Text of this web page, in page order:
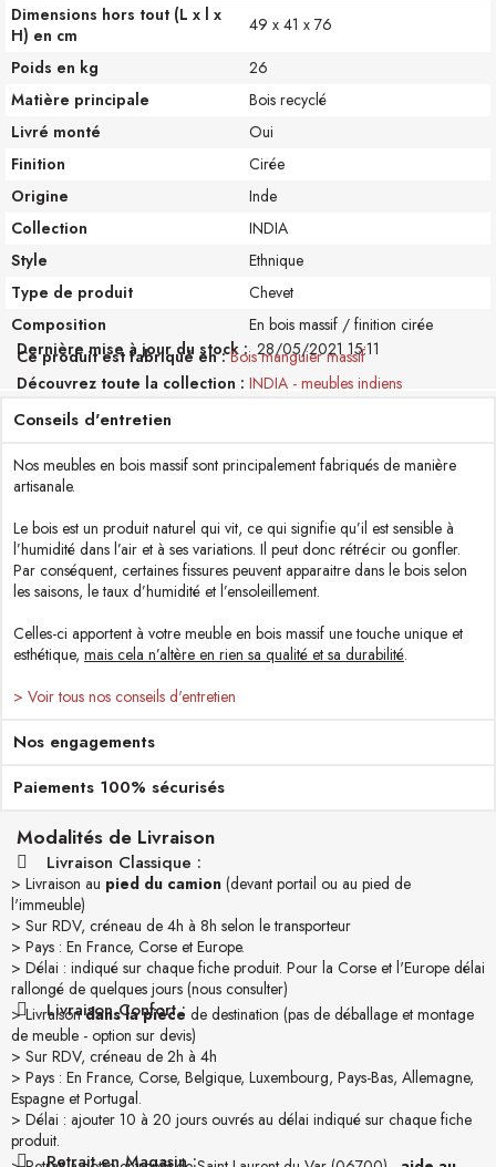
Dimensions hors tout (L x l x
H) en cm
49 x 41 x 76
Poids en kg
26
Matière principale
Bois recyclé
Livré monté
Oui
Finition
Cirée
Origine
Inde
Collection
INDIA
Style
Ethnique
Type de produit
Chevet
Composition
En bois massif / finition cirée
Dernière mise à jour du stock : 28/05/2021 15:11
Ce produit est fabriqué en Bois manguier massif
Découvrez toute la collection
INDIA - meubles indiens
Conseils d'entretien
Nos meubles en bois massif sont principalement fabriqués de manière
artisanale.
Le bois est un produit naturel qui vit, ce qui signifie qu’il est sensible à
l’humidité dans l’air et à ses variations. Il peut donc rétrécir ou gonfler.
Par conséquent, certaines fissures peuvent apparaitre dans le bois selon
les saisons, le taux d’humidité et l’ensoleillement.
Celles-ci apportent à votre meuble en bois massif une touche unique et
esthétique, mais cela n’altère en rien sa qualité et sa durabilité.
> Voir tous nos conseils d'entretien
Nos engagements
Paiements 100% sécurisés
Modalités de Livraison
Livraison Classique :
> Livraison au pied du camion (devant portail ou au pied de
l'immeuble)
> Sur RDV, créneau de 4h à 8h selon le transporteur
> Pays : En France, Corse et Europe.
> Délai : indiqué sur chaque fiche produit. Pour la Corse et l'Europe délai
rallongé de quelques jours (nous consulter)
Livraison Confort :
> Livraisondans la pièce de destination (pas de déballage et montage
de meuble - option sur devis)
> Sur RDV, créneau de 2h à 4h
> Pays : En France, Corse, Belgique, Luxembourg, Pays-Bas, Allemagne,
Espagne et Portugal.
> Délai : ajouter 10 à 20 jours ouvrés au délai indiqué sur chaque fiche
produit.
Retrait en Magasin :